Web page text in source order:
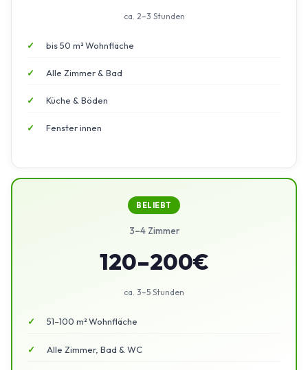
ca. 2–3 Stunden
bis 50 m² Wohnfläche
Alle Zimmer & Bad
Küche & Böden
Fenster innen
BELIEBT
3–4 Zimmer
120–200€
ca. 3–5 Stunden
51–100 m² Wohnfläche
Alle Zimmer, Bad & WC